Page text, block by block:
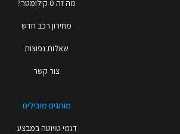
מה זה 0 קילומטר?
מחירון רכב חדש
שאלות נפוצות
צור קשר
מותגים מובילים
דגמי טויוטה במבצע